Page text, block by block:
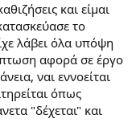
και είμαι
το
λάβει όλα υπόψη
αφορά σε έργο
ναι εννοείται
όπως
"δέχεται" και